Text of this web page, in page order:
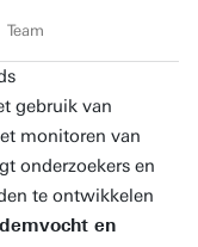
Team
gebruik van
monitoren van
onderzoekers en
te ontwikkelen
en